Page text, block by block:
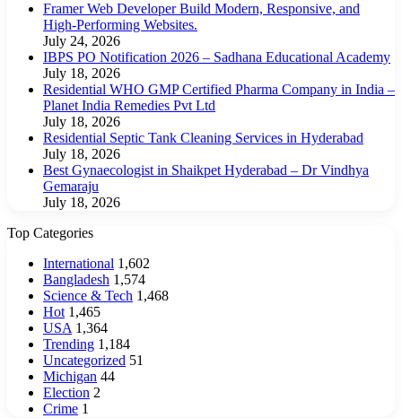
Framer Web Developer Build Modern, Responsive, and
High-Performing Websites.
July 24, 2026
IBPS PO Notification 2026 – Sadhana Educational Academy
July 18, 2026
Residential WHO GMP Certified Pharma Company in India –
Planet India Remedies Pvt Ltd
July 18, 2026
Residential Septic Tank Cleaning Services in Hyderabad
July 18, 2026
Best Gynaecologist in Shaikpet Hyderabad – Dr Vindhya
Gemaraju
July 18, 2026
Top Categories
International 1,602
Bangladesh 1,574
Science & Tech 1,468
Hot 1,465
USA 1,364
Trending 1,184
Uncategorized 51
Michigan 44
Election 2
Crime 1